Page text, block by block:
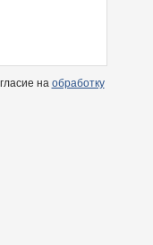
на обработку